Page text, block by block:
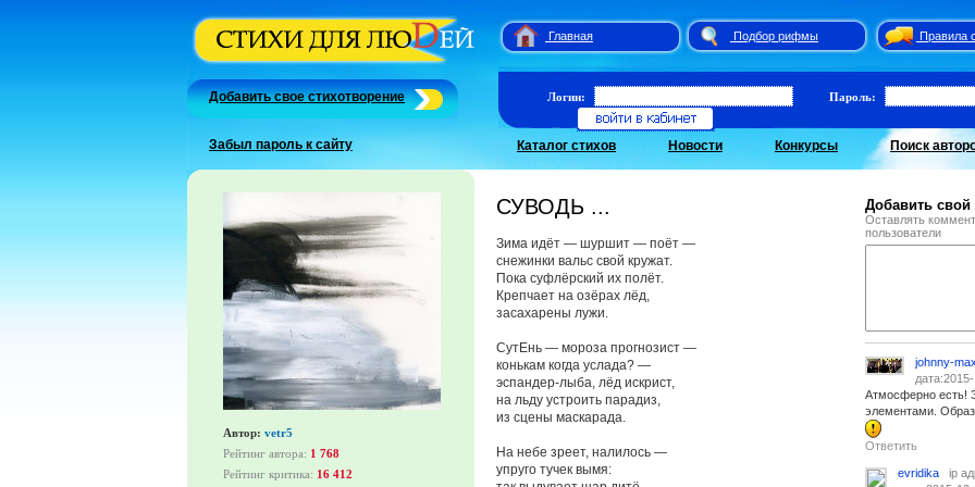
Главная Подбор рифмы Правила
Добавить свое стихотворение
Забыл пароль к сайту
Логин: Пароль:
Каталог стихов Новости Конкурсы Поиск
Автор: vetr5
Рейтинг автора: 1 768
Рейтинг критика: 16 412
СУВОДЬ ...
Зима идёт — шуршит — поёт —
снежинки вальс свой кружат.
Пока суфлёрский их полёт.
Крепчает на озёрах лёд,
засахарены лужи.
СутЕнь — мороза прогнозист —
конькам когда услада? —
эспандер-лыба, лёд искрист,
на льду устроить парадиз,
из сцены маскарада.
На небе зреет, налилось —
упруго тучек вымя:
Добавить
Оставлять
пользователи
johnny-
Атмосферно есть!
элементами.
Ответить
evridika
ip